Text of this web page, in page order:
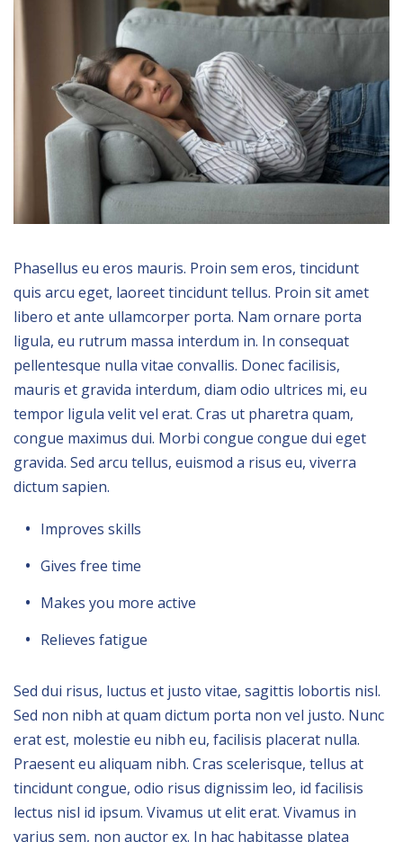
Phasellus eu eros mauris. Proin sem eros, tincidunt
quis arcu eget, laoreet tincidunt tellus. Proin sit amet
libero et ante ullamcorper porta. Nam ornare porta
ligula, eu rutrum massa interdum in. In consequat
pellentesque nulla vitae convallis. Donec facilisis,
mauris et gravida interdum, diam odio ultrices mi, eu
tempor ligula velit vel erat. Cras ut pharetra quam,
congue maximus dui. Morbi congue congue dui eget
gravida. Sed arcu tellus, euismod a risus eu, viverra
dictum sapien.
Improves skills
Gives free time
Makes you more active
Relieves fatigue
Sed dui risus, luctus et justo vitae, sagittis lobortis nisl.
Sed non nibh at quam dictum porta non vel justo. Nunc
erat est, molestie eu nibh eu, facilisis placerat nulla.
Praesent eu aliquam nibh. Cras scelerisque, tellus at
tincidunt congue, odio risus dignissim leo, id facilisis
lectus nisl id ipsum. Vivamus ut elit erat. Vivamus in
varius sem, non auctor ex. In hac habitasse platea